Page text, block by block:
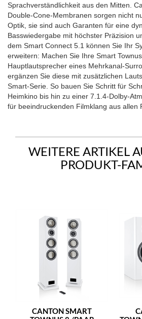
Sprachverständlichkeit aus den Mitten.
Double-Cone-Membranen sorgen nicht
Optik, sie sind auch Garanten für eine
Basswiedergabe mit höchster Präzision
dem Smart Connect 5.1 können Sie Ihr
erweitern: Machen Sie Ihre Smart
Hauptlautsprecher eines Mehrkanal-
ergänzen Sie diese mit zusätzlichen
Smart-Serie. So bauen Sie Schritt für
Heimkino bis hin zu einer 7.1.4-Dolby-
für beeindruckenden Filmklang aus allen
WEITERE ARTIKEL
PRODUKT-
CANTON SMART